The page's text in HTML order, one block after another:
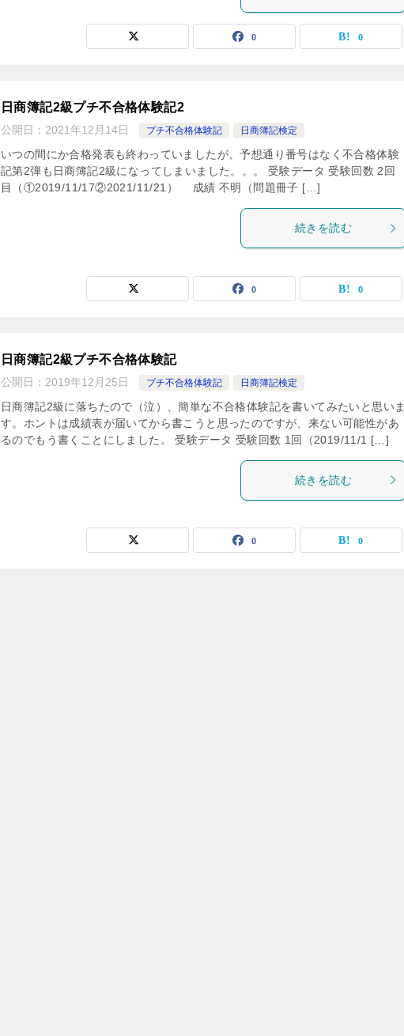
0 0
日商簿記2級プチ不合格体験記2
公開日： 2021年12月14日 プチ不合格体験記 日商簿記検定
いつの間にか合格発表も終わっていましたが、予想通り番号はなく不合格体験
記第2弾も日商簿記2級になってしまいました。。。 受験データ 受験回数 2回
目（①2019/11/17②2021/11/21） 成績 不明（問題冊子 […]
続きを読む
0 0
日商簿記2級プチ不合格体験記
公開日： 2019年12月25日 プチ不合格体験記 日商簿記検定
日商簿記2級に落ちたので（泣）、簡単な不合格体験記を書いてみたいと思いま
す。ホントは成績表が届いてから書こうと思ったのですが、来ない可能性があ
るのでもう書くことにしました。 受験データ 受験回数 1回（2019/11/1 […]
続きを読む
0 0